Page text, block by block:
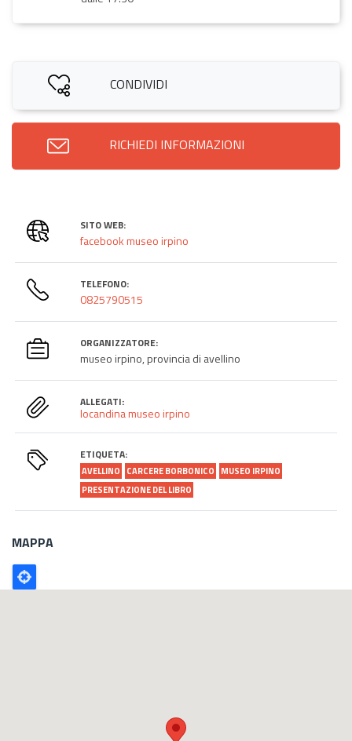
CONDIVIDI
RICHIEDI INFORMAZIONI
SITO WEB:
facebook museo irpino
TELEFONO:
0825790515
ORGANIZZATORE:
museo irpino, provincia di avellino
ALLEGATI:
locandina museo irpino
ETIQUETA:
AVELLINO CARCERE BORBONICO
MUSEO IRPINO
PRESENTAZIONE DEL LIBRO
MAPPA
Poligono
GEO